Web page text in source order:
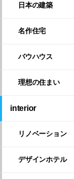
日本の建築
名作住宅
バウハウス
理想の住まい
interior
リノベーション
デザインホテル